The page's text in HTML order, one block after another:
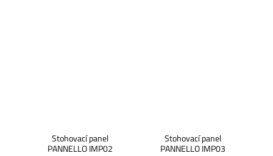
Stohovací panel
PANNELLO IMP02
Stohovací panel
PANNELLO IMP03